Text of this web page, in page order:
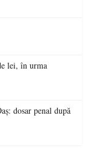
lei, în urma
dosar penal după